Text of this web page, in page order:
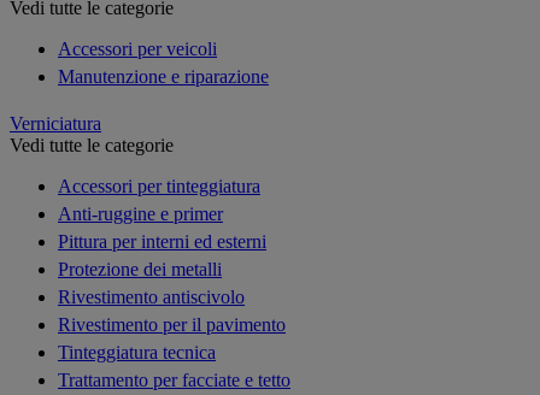
Vedi tutte le categorie
Accessori per veicoli
Manutenzione e riparazione
Verniciatura
Vedi tutte le categorie
Accessori per tinteggiatura
Anti-ruggine e primer
Pittura per interni ed esterni
Protezione dei metalli
Rivestimento antiscivolo
Rivestimento per il pavimento
Tinteggiatura tecnica
Trattamento per facciate e tetto